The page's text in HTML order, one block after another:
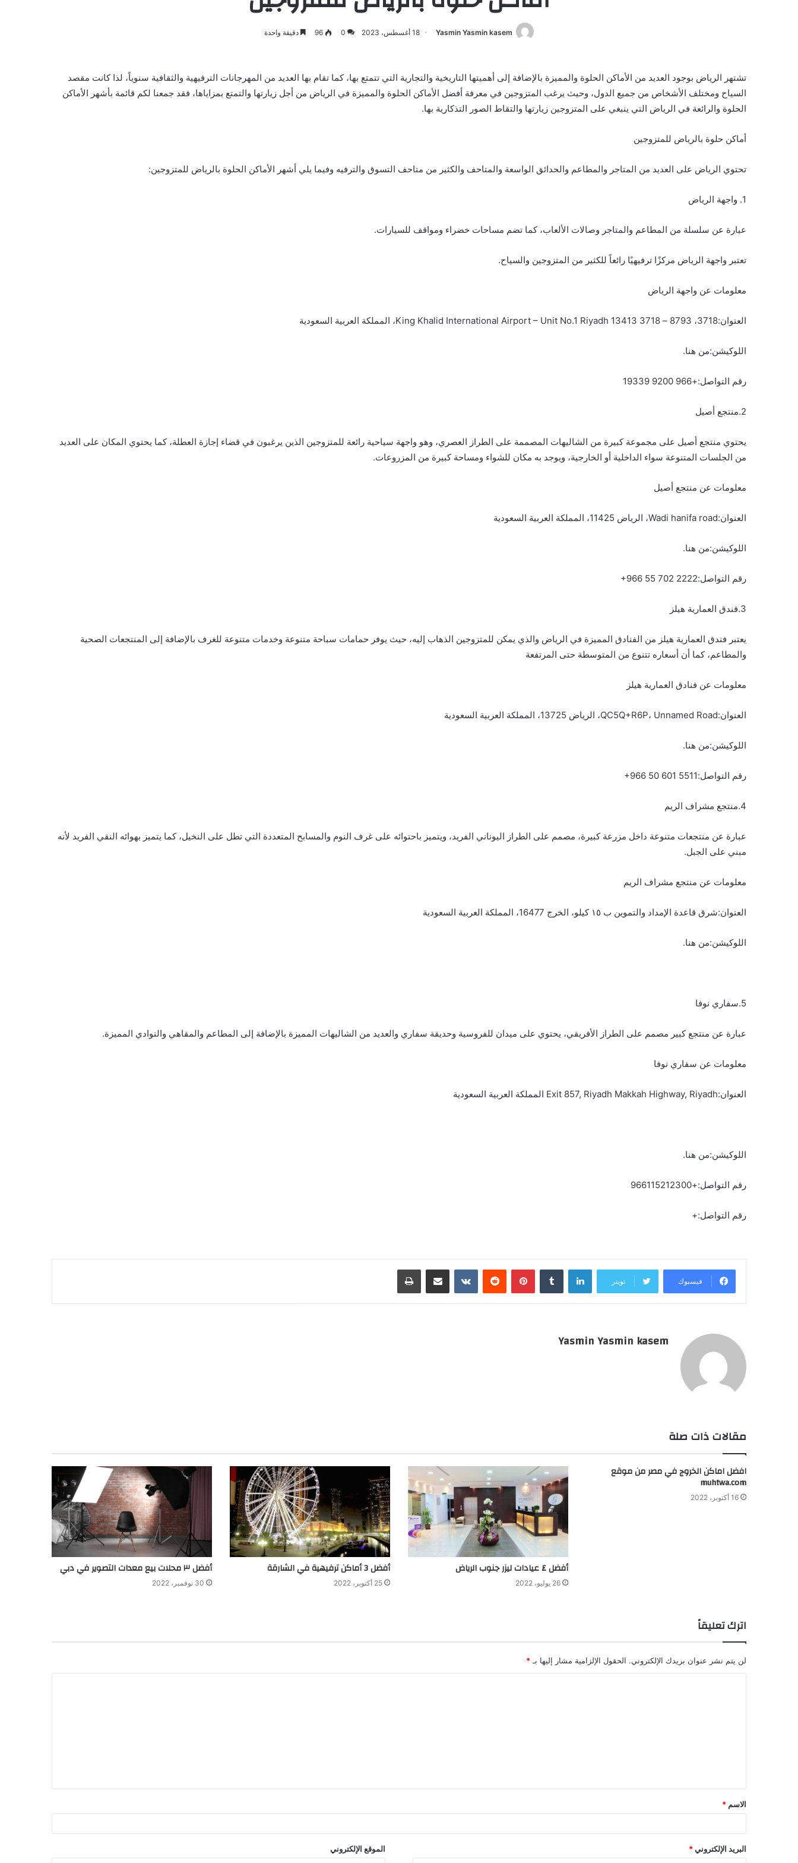
Yasmin Yasmin kasem 18 أغسطس، 2023 0
96 دقيقة واحدة
تشتهر الرياض بوجود العديد من الأماكن الحلوة والمميزة بالإضافة إلى أهميتها التاريخية والتجارية التي تتمتع بها، كما تقام بها العديد من المهرجانات الترفيهية والثقافية سنوياً، لذا كانت مقصد
السياح ومختلف الأشخاص من جميع الدول، وحيث يرغب المتزوجين في معرفة أفضل الأماكن الحلوة والمميزة في الرياض من أجل زيارتها والتمتع بمزاياها، فقد جمعنا لكم قائمة بأشهر الأماكن
الحلوة والرائعة في الرياض التي ينبغي على المتزوجين زيارتها والتقاط الصور التذكارية بها.
أماكن حلوة بالرياض للمتزوجين
تحتوي الرياض على العديد من المتاجر والمطاعم والحدائق الواسعة والمتاحف والكثير من متاحف التسوق والترفيه وفيما يلي أشهر الأماكن الحلوة بالرياض للمتزوجين:
1. واجهة الرياض
عبارة عن سلسلة من المطاعم والمتاجر وصالات الألعاب، كما تضم مساحات خضراء ومواقف للسيارات.
تعتبر واجهة الرياض مركزًا ترفيهيًا رائعاً للكثير من المتزوجين والسياح.
معلومات عن واجهة الرياض
العنوان:3718، 8793 – King Khalid International Airport – Unit No.1 Riyadh 13413 3718، المملكة العربية السعودية
اللوكيشن:من هنا.
رقم التواصل:+966 9200 19339
2.منتجع أصيل
يحتوي منتجع أصيل على مجموعة كبيرة من الشاليهات المصممة على الطراز العصري، وهو واجهة سياحية رائعة للمتزوجين الذين يرغبون في قضاء إجازة العطلة، كما يحتوي المكان على العديد
من الجلسات المتنوعة سواء الداخلية أو الخارجية، ويوجد به مكان للشواء ومساحة كبيرة من المزروعات.
معلومات عن منتجع أصيل
العنوان:Wadi hanifa road، الرياض 11425، المملكة العربية السعودية
اللوكيشن:من هنا.
رقم التواصل:‏‪+966 55 702 2222‬‏
3.فندق العمارية هيلز
يعتبر فندق العمارية هيلز من الفنادق المميزة في الرياض والذي يمكن للمتزوجين الذهاب إليه، حيث يوفر حمامات سباحة متنوعة وخدمات متنوعة للغرف بالإضافة إلى المنتجعات الصحية
والمطاعم، كما أن أسعاره تتنوع من المتوسطة حتى المرتفعة
معلومات عن فنادق العمارية هيلز
العنوان:QC5Q+R6P، Unnamed Road، الرياض 13725، المملكة العربية السعودية
اللوكيشن:من هنا.
رقم التواصل:‏‪+966 50 601 5511‬‏
4.منتجع مشراف الريم
عبارة عن منتجعات متنوعة داخل مزرعة كبيرة، مصمم على الطراز اليوناني الفريد، ويتميز باحتوائه على غرف النوم والمسابح المتعددة التي تطل على النخيل، كما يتميز بهوائه النقي الفريد لأنه
مبني على الجبل.
معلومات عن منتجع مشراف الريم
العنوان:شرق قاعدة الإمداد والتموين ب ١٥ كيلو، الخرج 16477، المملكة العربية السعودية
اللوكيشن:من هنا.
5.سفاري نوفا
عبارة عن منتجع كبير مصمم على الطراز الأفريقي، يحتوي على ميدان للفروسية وحديقة سفاري والعديد من الشاليهات المميزة بالإضافة إلى المطاعم والمقاهي والنوادي المميزة.
معلومات عن سفاري نوفا
العنوان:Exit 857, Riyadh Makkah Highway, Riyadh المملكة العربية السعودية
اللوكيشن:من هنا.
رقم التواصل:+966115212300
رقم التواصل:+
فيسبوك تويتر
لينكدإن بينتيريست مشاركة عبر البريد طباعة
Yasmin Yasmin kasem
مقالات ذات صلة
افضل اماكن الخروج في مصر من موقع
muhtwa.com
16 أكتوبر، 2022
أفضل ٤ عيادات ليزر جنوب الرياض
26 يوليو، 2022
أفضل 3 أماكن ترفيهية في الشارقة
25 أكتوبر، 2022
أفضل ٣ محلات بيع معدات التصوير في دبي
30 نوفمبر، 2022
اترك تعليقاً
لن يتم نشر عنوان بريدك الإلكتروني. الحقول الإلزامية مشار إليها بـ *
الاسم *
البريد الإلكتروني * الموقع الإلكتروني